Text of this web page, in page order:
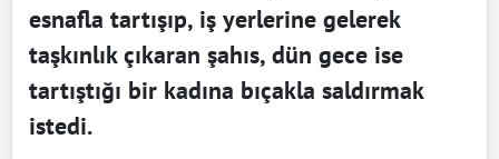
esnafla tartışıp, iş yerlerine gelerek
taşkınlık çıkaran şahıs, dün gece ise
tartıştığı bir kadına bıçakla saldırmak
istedi.